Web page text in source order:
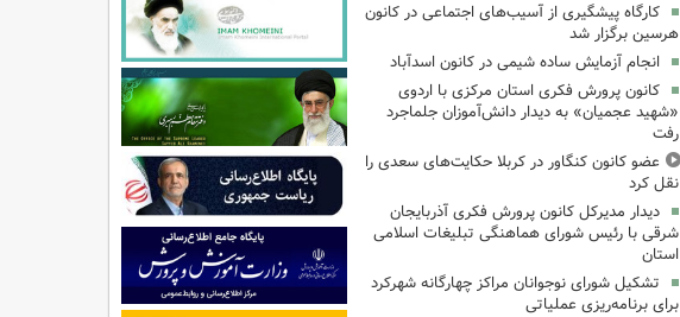
کارگاه پیشگیری از آسیب‌های اجتماعی در کانون
هرسین برگزار شد
انجام آزمایش ساده شیمی در کانون اسدآباد
کانون پرورش فکری استان مرکزی با اردوی
«شهید عجمیان» به دیدار دانش‌آموزان جلماجرد
رفت
عضو کانون کنگاور در کربلا حکایت‌های سعدی را
نقل کرد
دیدار مدیرکل کانون پرورش فکری آذربایجان
شرقی با رئیس شورای هماهنگی تبلیغات اسلامی
استان
تشکیل شورای نوجوانان مراکز چهارگانه شهرکرد
برای برنامه‌ریزی عملیاتی